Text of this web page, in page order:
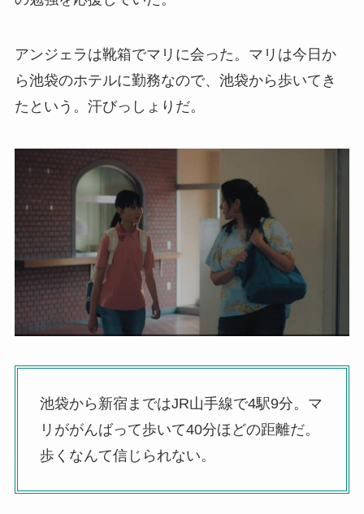
アンジェラは靴箱でマリに会った。マリは今日か
ら池袋のホテルに勤務なので、池袋から歩いてき
たという。汗びっしょりだ。
池袋から新宿まではJR山手線で4駅9分。マ
リががんばって歩いて40分ほどの距離だ。
歩くなんて信じられない。